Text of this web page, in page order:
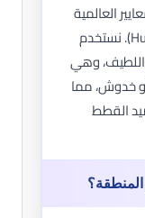
العالمية
للإبعاد الإنساني (Humane Pest Control). نستخدم
اللطيف، وهي
خدوش، مما
القطط